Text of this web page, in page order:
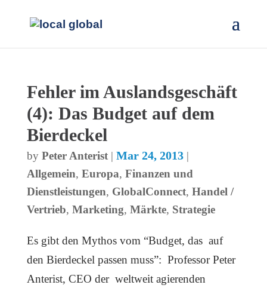
Fehler im Auslandsgeschäft
(4): Das Budget auf dem
Bierdeckel
by Peter Anterist| Mar 24, 2013|
Allgemein, Europa, Finanzen und
Dienstleistungen, GlobalConnect, Handel /
Vertrieb, Marketing, Märkte, Strategie
Es gibt den Mythos vom “Budget, das auf
den Bierdeckel passen muss”: Professor Peter
Anterist, CEO der weltweit agierenden